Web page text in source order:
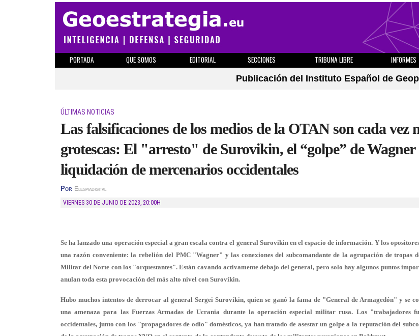
PORTADA QUE SOMOS EDITORIAL SECCIONES TRIBUNA LIBRE INFORMES
Publicación del Instituto Español de
ÚLTIMAS NOTICIAS
Las falsificaciones de los medios de la OTAN son cada vez
grotescas: El "arresto" de Surovikin, el “golpe” de Wagner
liquidación de mercenarios occidentales
Por Elespiadigital
VIERNES 30 DE JUNIO DE 2023, 20:00H
Se ha lanzado una operación especial a gran escala contra el general Surovikin en el espacio de información. Y los
una razón conveniente: la rebelión del PMC "Wagner" y las conexiones del subcomandante de la agrupación de tropas
Militar del Norte con los "orquestantes". Están cavando activamente debajo del general, pero solo hay algunos puntos
anulan toda esta provocación del más alto nivel con Surovikin.
Hubo muchos intentos de derrocar al general Sergei Surovikin, quien se ganó la fama de "General de Armagedón" y se
una amenaza para las Fuerzas Armadas de Ucrania durante la operación especial militar rusa. Los "trabajadores
occidentales, junto con los "propagadores de odio" domésticos, ya han tratado de asestar un golpe a la reputación del